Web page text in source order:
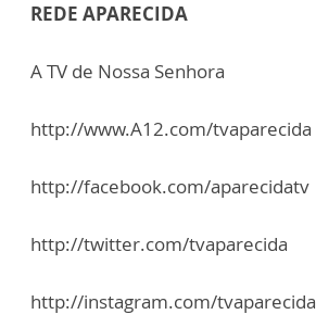
REDE APARECIDA
A TV de Nossa Senhora
http://www.A12.com/tvaparecida
http://facebook.com/aparecidatv
http://twitter.com/tvaparecida
http://instagram.com/tvaparecida